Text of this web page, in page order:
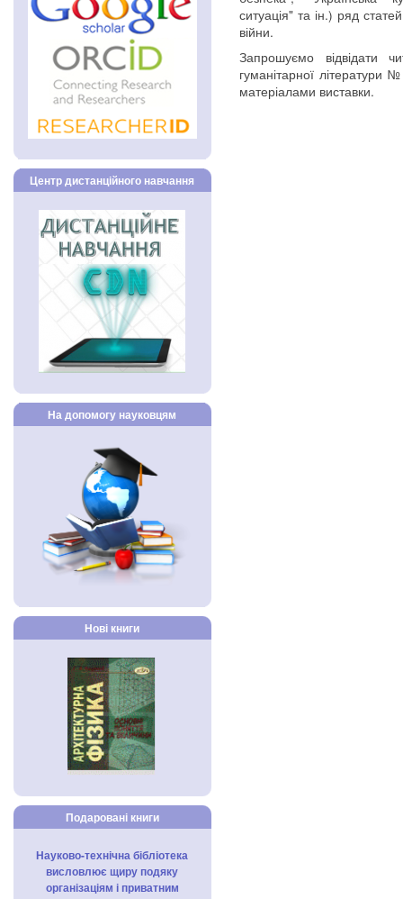
Центр дистанційного навчання
На допомогу науковцям
Нові книги
Подаровані книги
Науково-технічна бібліотека
висловлює щиру подяку
організаціям і приватним
ситуація" та ін.) ряд
війни.
Запрошуємо відвідати
гуманітарної
матеріалами виставки.